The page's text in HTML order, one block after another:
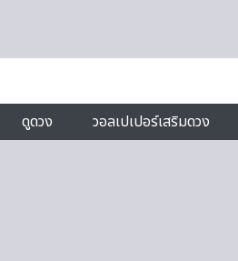
ดูดวง วอลเปเปอร์เสริมดวง